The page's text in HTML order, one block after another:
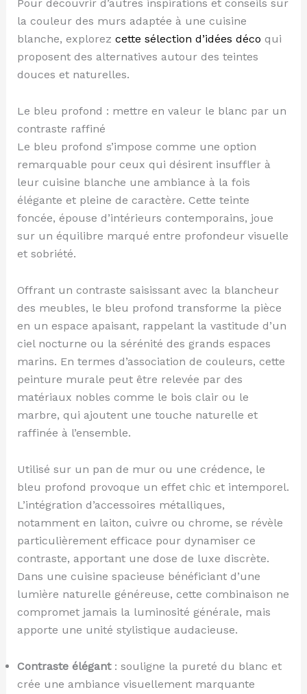
Pour découvrir d’autres inspirations et conseils sur
la couleur des murs adaptée à une cuisine
blanche, explorez cette sélection d’idées déco qui
proposent des alternatives autour des teintes
douces et naturelles.
Le bleu profond : mettre en valeur le blanc par un
contraste raffiné
Le bleu profond s’impose comme une option
remarquable pour ceux qui désirent insuffler à
leur cuisine blanche une ambiance à la fois
élégante et pleine de caractère. Cette teinte
foncée, épouse d’intérieurs contemporains, joue
sur un équilibre marqué entre profondeur visuelle
et sobriété.
Offrant un contraste saisissant avec la blancheur
des meubles, le bleu profond transforme la pièce
en un espace apaisant, rappelant la vastitude d’un
ciel nocturne ou la sérénité des grands espaces
marins. En termes d’association de couleurs, cette
peinture murale peut être relevée par des
matériaux nobles comme le bois clair ou le
marbre, qui ajoutent une touche naturelle et
raffinée à l’ensemble.
Utilisé sur un pan de mur ou une crédence, le
bleu profond provoque un effet chic et intemporel.
L’intégration d’accessoires métalliques,
notamment en laiton, cuivre ou chrome, se révèle
particulièrement efficace pour dynamiser ce
contraste, apportant une dose de luxe discrète.
Dans une cuisine spacieuse bénéficiant d’une
lumière naturelle généreuse, cette combinaison ne
compromet jamais la luminosité générale, mais
apporte une unité stylistique audacieuse.
Contraste élégant: souligne la pureté du blanc et
crée une ambiance visuellement marquante